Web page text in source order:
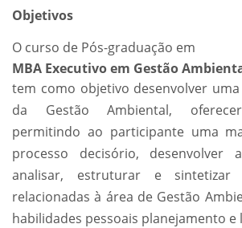
Objetivos
O curso de Pós-graduação em
MBA Executivo em Gestão
tem como objetivo desenvolver
da Gestão Ambiental,
permitindo ao participante uma
processo decisório, desenvolver
analisar, estruturar e sintetizar
relacionadas à área de Gestão
habilidades pessoais planejamento e